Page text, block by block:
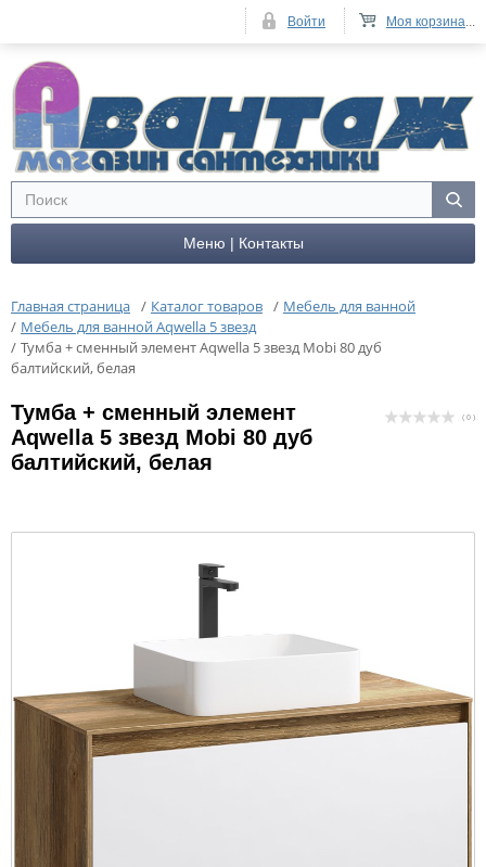
Меню | Контакты
Главная страница / Каталог товаров / Мебель для ванной
/ Мебель для ванной Aqwella 5 звезд
/ Тумба + сменный элемент Aqwella 5 звезд Mobi 80 дуб
балтийский, белая
Тумба + сменный элемент
Aqwella 5 звезд Mobi 80 дуб
балтийский, белая
( 0 )
Моя корзина...
Войти